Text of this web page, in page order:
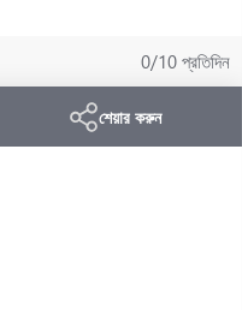
0/10 প্রতিদিন
শেয়ার করুন